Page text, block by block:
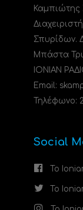
Καμπιώτης
Σπυρίδων.
Μπάστα
ΙΟΝΙΑΝ
Email:
Τηλέφωνο:
Social
Το
Το